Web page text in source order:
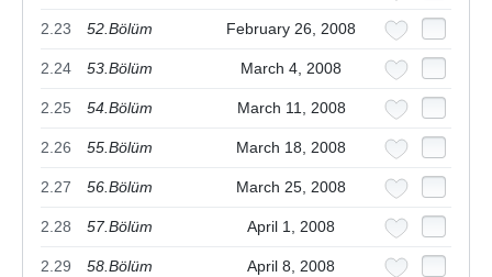
2.23 52.Bölüm February 26, 2008
2.24 53.Bölüm March 4, 2008
2.25 54.Bölüm March 11, 2008
2.26 55.Bölüm March 18, 2008
2.27 56.Bölüm March 25, 2008
2.28 57.Bölüm April 1, 2008
2.29 58.Bölüm April 8, 2008